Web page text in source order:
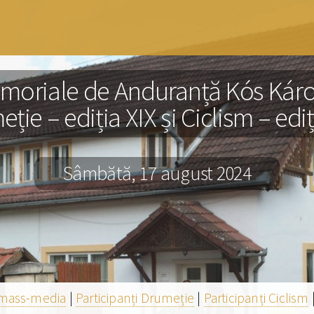
de Anduranță Kós
– ediția XIX și Ciclism –
Sâmbătă, 17 august 2024
media | Participanți Drumeție | Participanți Ciclism |